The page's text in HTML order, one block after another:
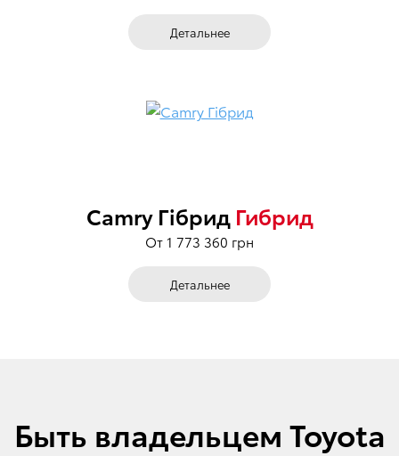
Детальнее
Camry Гібрид Гибрид
От 1 773 360 грн
Детальнее
Быть владельцем Toyota